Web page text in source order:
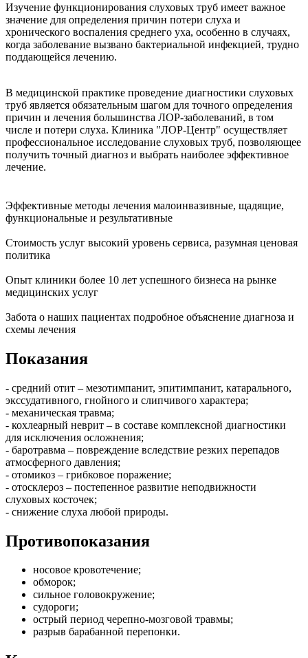
Изучение функционирования слуховых труб имеет важное
значение для определения причин потери слуха и
хронического воспаления среднего уха, особенно в случаях,
когда заболевание вызвано бактериальной инфекцией, трудно
поддающейся лечению.
В медицинской практике проведение диагностики слуховых
труб является обязательным шагом для точного определения
причин и лечения большинства ЛОР-заболеваний, в том
числе и потери слуха. Клиника "ЛОР-Центр" осуществляет
профессиональное исследование слуховых труб, позволяющее
получить точный диагноз и выбрать наиболее эффективное
лечение.
Эффективные методы лечения малоинвазивные, щадящие,
функциональные и результативные
Стоимость услуг высокий уровень сервиса, разумная ценовая
политика
Опыт клиники более 10 лет успешного бизнеса на рынке
медицинских услуг
Забота о наших пациентах подробное объяснение диагноза и
схемы лечения
Показания
- средний отит – мезотимпанит, эпитимпанит, катарального,
экссудативного, гнойного и слипчивого характера;
- механическая травма;
- кохлеарный неврит – в составе комплексной диагностики
для исключения осложнения;
- баротравма – повреждение вследствие резких перепадов
атмосферного давления;
- отомикоз – грибковое поражение;
- отосклероз – постепенное развитие неподвижности
слуховых косточек;
- снижение слуха любой природы.
Противопоказания
носовое кровотечение;
обморок;
сильное головокружение;
судороги;
острый период черепно-мозговой травмы;
разрыв барабанной перепонки.